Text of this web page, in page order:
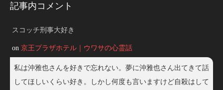
記事内コメント
スコッチ刑事大好き
on 京王プラザホテル｜ウワサの心霊話
私は沖雅也さんを好きで忘れない。夢に沖雅也さん出てきて話
してほしいくらい好き。しかし何度も言いますけど自殺はして